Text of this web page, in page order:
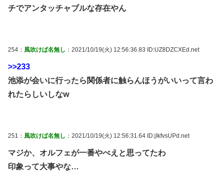
チでアンタッチャブルな存在やん
254： 風吹けば名無し ：2021/10/19(火) 12:56:36.83 ID:UZ8DZCXEd.net
>>233
池添が会いに行ったら関係者に触らんほうがいいって言わ
れたらしいしなw
251： 風吹けば名無し ：2021/10/19(火) 12:56:31.64 ID:jIkfvsUPd.net
マジか、オルフェが一番やべえと思ってたわ
印象って大事やな…